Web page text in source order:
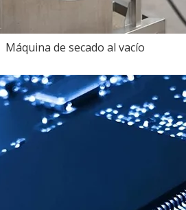
Máquina de secado al vacío